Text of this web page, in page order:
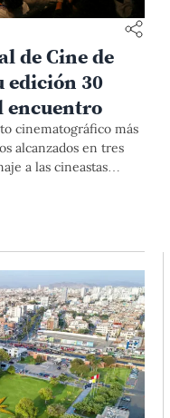
de Cine de
edición 30
encuentro
cinematográfico más
alcanzados en tres
a las cineastas
un llamado de